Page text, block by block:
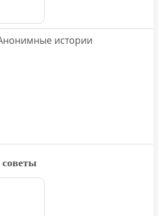
истории